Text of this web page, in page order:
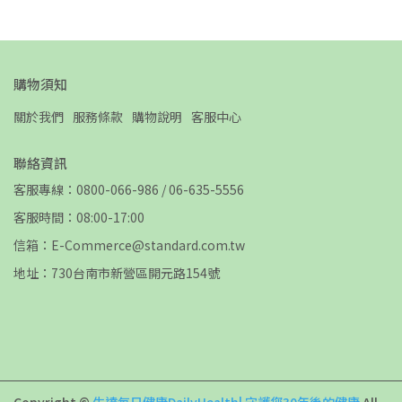
購物須知
關於我們 服務條款 購物說明 客服中心
聯絡資訊
客服專線：0800-066-986 / 06-635-5556
客服時間：08:00-17:00
信箱：E-Commerce@standard.com.tw
地址：730台南市新營區開元路154號